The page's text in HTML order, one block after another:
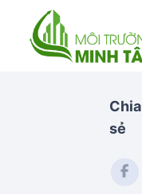
content
Chia
sẻ